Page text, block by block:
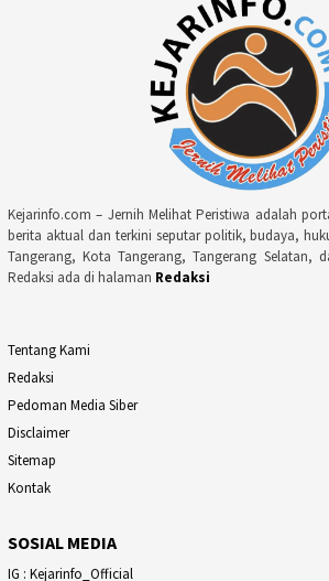
Kejarinfo.com – Jernih Melihat Peristiwa adalah
berita aktual dan terkini seputar politik, budaya,
Tangerang, Kota Tangerang, Tangerang Selatan,
Redaksi ada di halaman Redaksi
Tentang Kami
Redaksi
Pedoman Media Siber
Disclaimer
Sitemap
Kontak
SOSIAL MEDIA
IG : Kejarinfo_Official